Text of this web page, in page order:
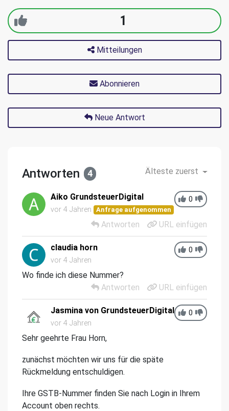
1
Mitteilungen
Abonnieren
Neue Antwort
Antworten 4 Älteste zuerst
0
Aiko GrundsteuerDigital
vor 4 Jahren Anfrage aufgenommen
Antworten URL einfügen
0
claudia horn
vor 4 Jahren
Wo finde ich diese Nummer?
Antworten
URL einfügen
0
Jasmina von GrundsteuerDigital
vor 4 Jahren
Sehr geehrte Frau Horn,
zunächst möchten wir uns für die späte
Rückmeldung entschuldigen.
Ihre GSTB-Nummer finden Sie nach Login in Ihrem
Account oben rechts.